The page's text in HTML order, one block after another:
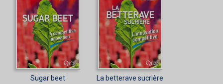
Sugar beet La betterave sucrière